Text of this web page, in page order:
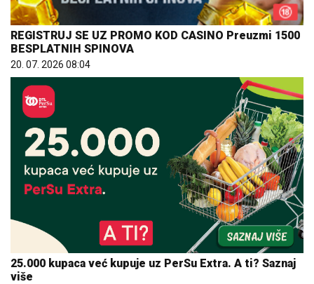
REGISTRUJ SE UZ PROMO KOD CASINO Preuzmi 1500
BESPLATNIH SPINOVA
20. 07. 2026 08:04
25.000 kupaca već kupuje uz PerSu Extra. A ti? Saznaj
više